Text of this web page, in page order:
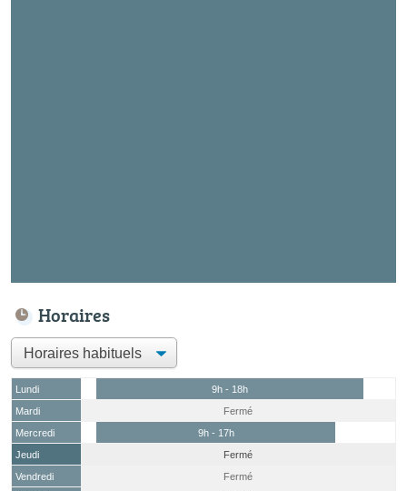
Horaires
Lundi
9h - 18h
Mardi
Fermé
Mercredi
9h - 17h
Jeudi
Fermé
Vendredi
Fermé